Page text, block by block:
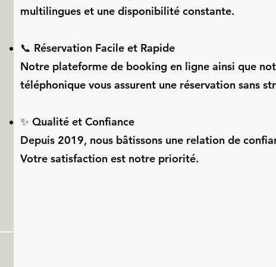
multilingues et une disponibilité constante.
📞 Réservation Facile et Rapide
Notre plateforme de booking en ligne ainsi que
téléphonique vous assurent une réservation sans
✨ Qualité et Confiance
Depuis 2019, nous bâtissons une relation de
Votre satisfaction est notre priorité.